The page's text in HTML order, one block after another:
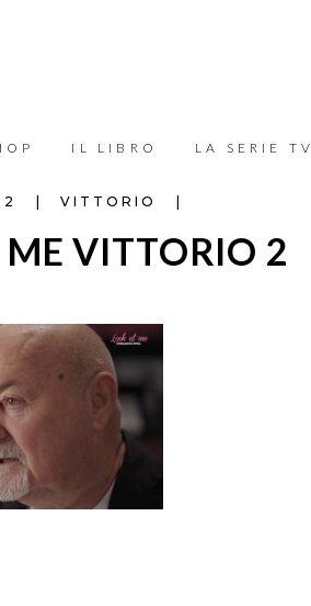
IL LIBRO LA SERIE TV
VITTORIO
VITTORIO 2